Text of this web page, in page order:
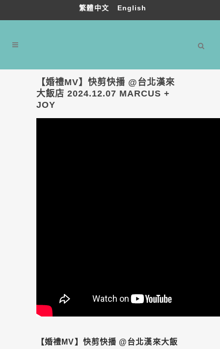
繁體中文 English
【婚禮MV】快剪快播 @台北漢來
大飯店 2024.12.07 MARCUS +
JOY
【婚禮MV】快剪快播 @台北漢來大飯